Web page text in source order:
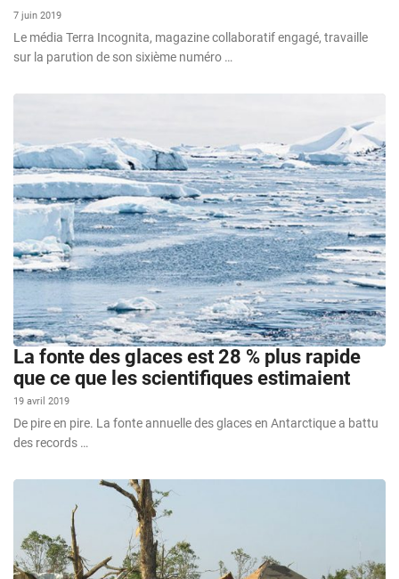
7 juin 2019
Le média Terra Incognita, magazine collaboratif engagé, travaille
sur la parution de son sixième numéro …
La fonte des glaces est 28 % plus rapide
que ce que les scientifiques estimaient
19 avril 2019
De pire en pire. La fonte annuelle des glaces en Antarctique a battu
des records …